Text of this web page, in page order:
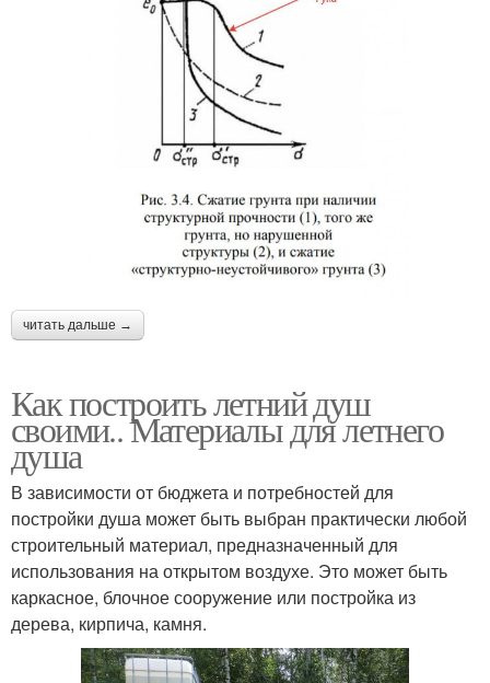
читать дальше →
Как построить летний душ
своими.. Материалы для летнего
душа
В зависимости от бюджета и потребностей для
постройки душа может быть выбран практически любой
строительный материал, предназначенный для
использования на открытом воздухе. Это может быть
каркасное, блочное сооружение или постройка из
дерева, кирпича, камня.